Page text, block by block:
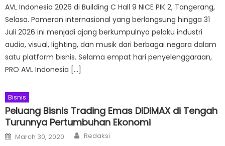
AVL Indonesia 2026 di Building C Hall 9 NICE PIK 2, Tangerang,
Selasa. Pameran internasional yang berlangsung hingga 31
Juli 2026 ini menjadi ajang berkumpulnya pelaku industri
audio, visual, lighting, dan musik dari berbagai negara dalam
satu platform bisnis. Selama empat hari penyelenggaraan,
PRO AVL Indonesia […]
Bisnis
Peluang Bisnis Trading Emas DIDIMAX di Tengah
Turunnya Pertumbuhan Ekonomi
Posted
on
March 30, 2020 Author
Redaksi